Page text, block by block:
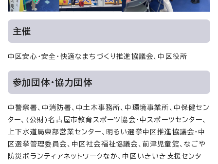
主催
中区安心・安全・快適なまちづくり推進協議会、中区役所
参加団体・協力団体
中警察署、中消防署、中土木事務所、中環境事業所、中保健セン
ター、(公財)名古屋市教育スポーツ協会・中スポーツセンター、
上下水道局東部営業センター、明るい選挙中区推進協議会・中
区選挙管理委員会、中区社会福祉協議会、前津児童館、なごや
防災ボランティアネットワークなか、中区いきいき支援センタ